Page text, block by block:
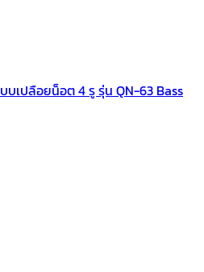
เปลือยน็อต 4 รู รุ่น QN-63 Bass